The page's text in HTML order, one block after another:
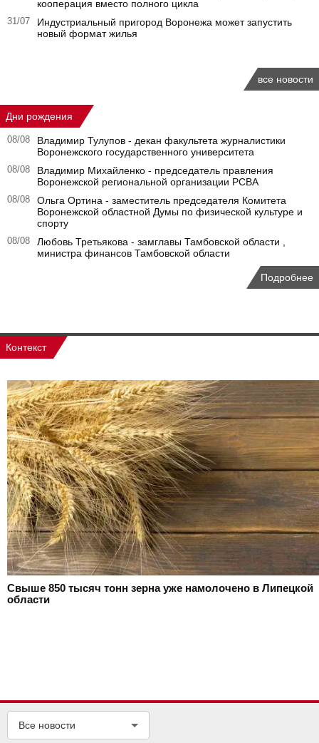
кооперация вместо полного цикла
31/07
Индустриальный пригород Воронежа может запустить
новый формат жилья
все новости
Дни рождения
08/08
Владимир Тулупов - декан факультета журналистики
Воронежского государственного университета
08/08
Владимир Михайленко - председатель правления
Воронежской региональной организации РСВА
08/08
Ольга Ортина - заместитель председателя Комитета
Воронежской областной Думы по физической культуре и
спорту
08/08
Любовь Третьякова - замглавы Тамбовской области ,
министра финансов Тамбовской области
Подробнее
Контекст
Свыше 850 тысяч тонн зерна уже намолочено в Липецкой
области
Все новости